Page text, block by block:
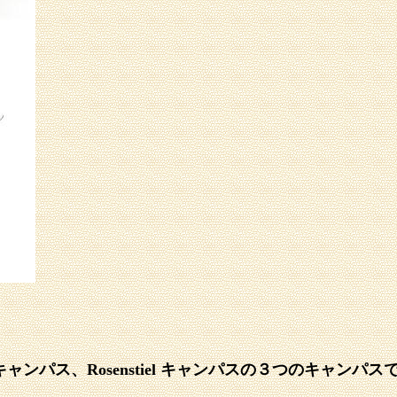
ンパス、Rosenstiel キャンパスの３つのキャンパス